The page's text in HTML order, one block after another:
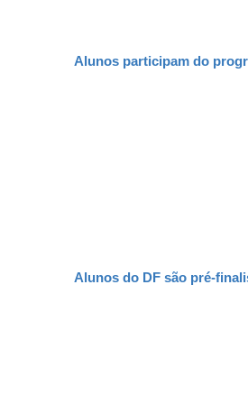
Alunos participam do
Alunos do DF são pré-